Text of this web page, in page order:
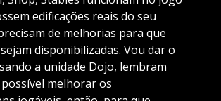
edificações reais do seu
de melhorias para que
disponibilizadas. Vou dar o
a unidade Dojo, lembram
melhorar os